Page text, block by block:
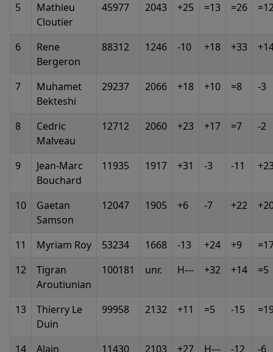
5
Mathieu
Cloutier
45977 2043 +25 =13 =26
6
Rene
Bergeron
88312 1246 -10 +18 +33
7
Muhamet
Bekteshi
29237 2066 +18 +10 =8 -3
8
Cedric
Malveau
12712 2060 +23 +17 =7 -2
9
Jean-Marc
Bouchard
11935 1917 +31 -3 -11
10
Gaetan
Samson
12047 1905 +6 -7 +22
11 Myriam Roy 53234 1668 -13 +24 +9
12
Tigran
Aroutiunian
100181 unr. H--- +32 +14 =5
13
Thierry Le
Duin
99958 2132 +11 =5 -15
14
Alain
11430 2103 +27 H--- -12 -6